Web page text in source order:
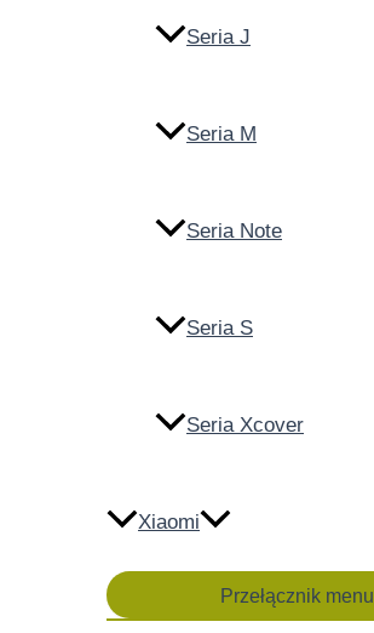
Seria J
Seria M
Seria Note
Seria S
Seria Xcover
Xiaomi
Przełącznik menu